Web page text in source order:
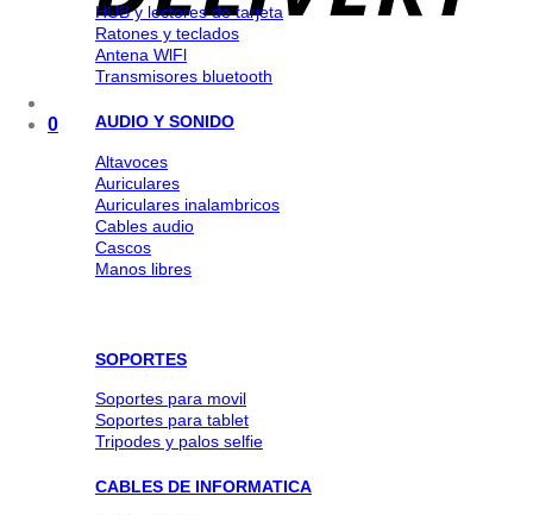
0
HUB y lectores de tarjeta
Ratones y teclados
Antena WlFl
Transmisores bluetooth
AUDIO Y SONIDO
Altavoces
Auriculares
Auriculares inalambricos
Cables audio
Cascos
Manos libres
SOPORTES
Soportes para movil
Soportes para tablet
Tripodes y palos selfie
CABLES DE INFORMATICA